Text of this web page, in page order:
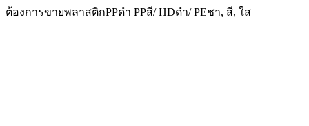
ต้องการขายพลาสติกPPดำ PPสี/ HDดำ/ PEชา, สี, ใส